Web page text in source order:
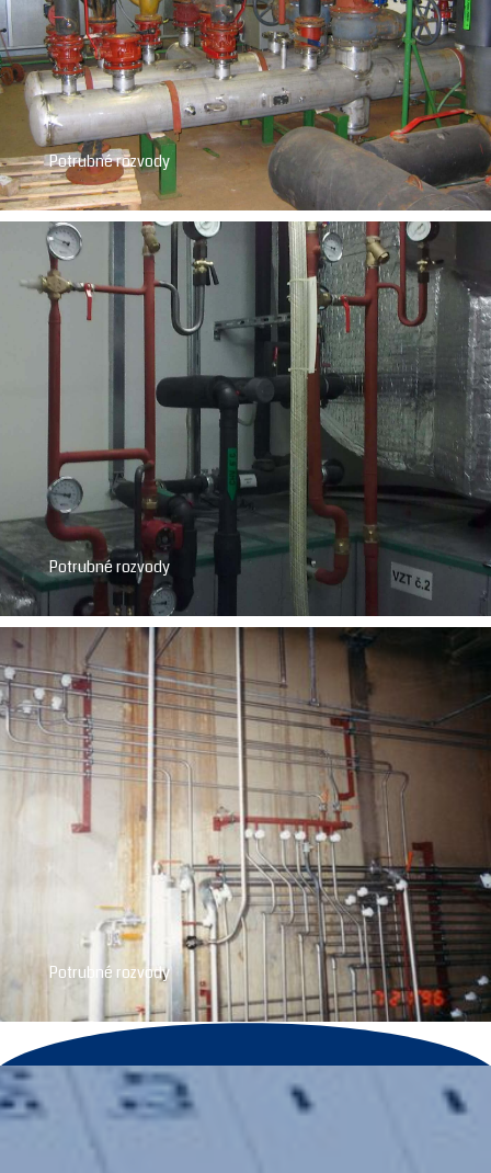
Potrubné rozvody
Potrubné rozvody
Potrubné rozvody